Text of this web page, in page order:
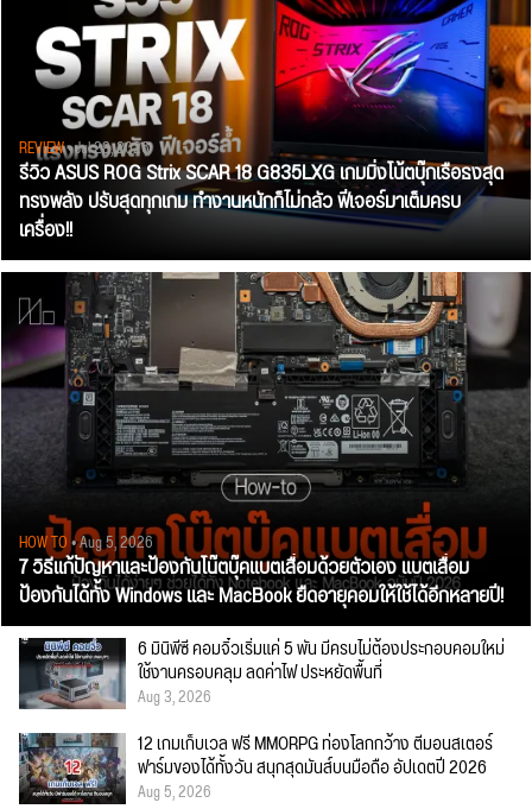
REVIEW• Jul 28, 2026
รีวิว ASUS ROG Strix SCAR 18 G835LXG เกมมิ่งโน้ตบุ๊กเรือธงสุด
ทรงพลัง ปรับสุดทุกเกม ทำงานหนักก็ไม่กลัว ฟีเจอร์มาเต็มครบ
เครื่อง!!
HOW TO• Aug 5, 2026
7 วิธีแก้ปัญหาและป้องกันโน๊ตบุ๊คแบตเสื่อมด้วยตัวเอง แบตเสื่อม
ป้องกันได้ทั้ง Windows และ MacBook ยืดอายุคอมให้ใช้ได้อีกหลายปี!
6 มินิพีซี คอมจิ๋วเริ่มแค่ 5 พัน มีครบไม่ต้องประกอบคอมใหม่
ใช้งานครอบคลุม ลดค่าไฟ ประหยัดพื้นที่
Aug 3, 2026
12 เกมเก็บเวล ฟรี MMORPG ท่องโลกกว้าง ตีมอนสเตอร์
ฟาร์มของได้ทั้งวัน สนุกสุดมันส์บนมือถือ อัปเดตปี 2026
Aug 5, 2026